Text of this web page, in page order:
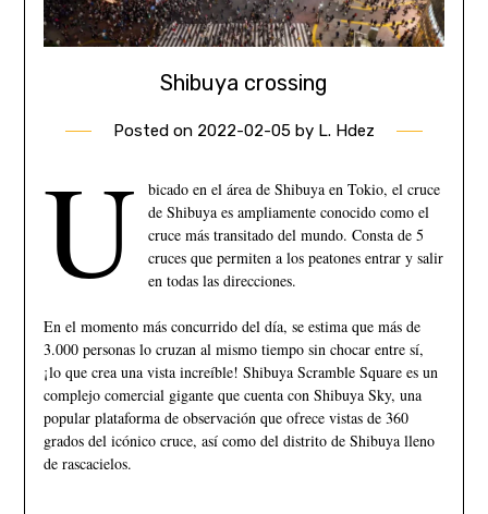
Shibuya crossing
Posted on 2022-02-05 by L. Hdez
U
bicado en el área de Shibuya en Tokio, el cruce
de Shibuya es ampliamente conocido como el
cruce más transitado del mundo. Consta de 5
cruces que permiten a los peatones entrar y salir
en todas las direcciones.
En el momento más concurrido del día, se estima que más de
3.000 personas lo cruzan al mismo tiempo sin chocar entre sí,
¡lo que crea una vista increíble! Shibuya Scramble Square es un
complejo comercial gigante que cuenta con Shibuya Sky, una
popular plataforma de observación que ofrece vistas de 360
grados del icónico cruce, así como del distrito de Shibuya lleno
de rascacielos.